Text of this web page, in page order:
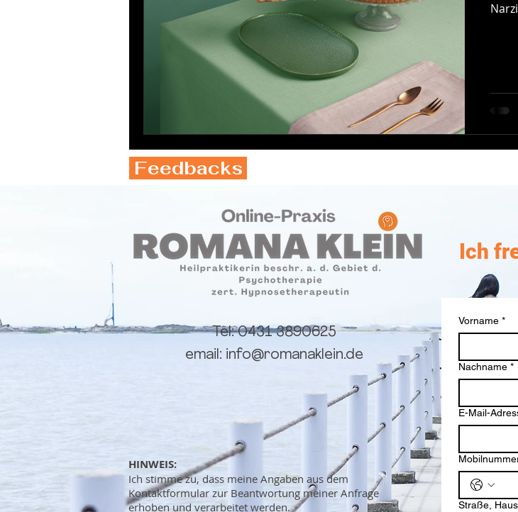
Feedbacks
Ich
Tel: 0431 3890625
email: info@romanaklein.de
HINWEIS:
Ich stimme zu, dass meine Angaben aus dem
Kontaktformular zur Beantwortung meiner Anfrage
erhoben und verarbeitet werden.
Vorname *
Nachname *
E-Mail-
Straße,